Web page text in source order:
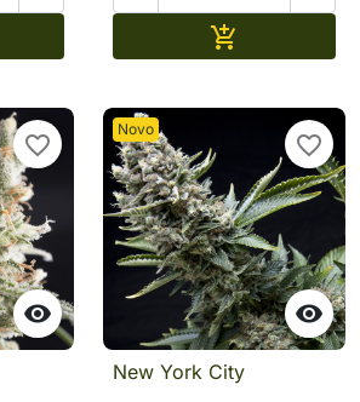


favorite_border
Novo

favorite_border
New York City